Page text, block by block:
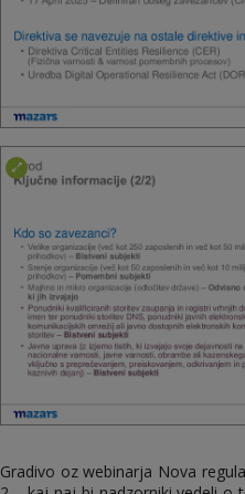
Gradivo oz webinarja Nova